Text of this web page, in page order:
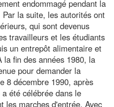
endommagé pendant la
la suite, les autorités ont
qui sont devenus
travailleurs et les étudiants
un entrepôt alimentaire et
fin des années 1980, la
pour demander la
8 décembre 1990, après
été célébrée dans le
les marches d'entrée. Avec